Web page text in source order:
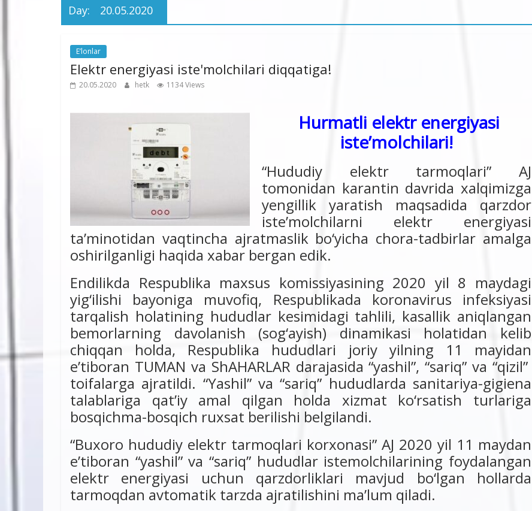
Day: 20.05.2020
E’lonlar
Elektr energiyasi iste'molchilari diqqatiga!
20.05.2020 hetk 1134 Views
Hurmatli elektr energiyasi
iste’molchilari!
“Hududiy elektr tarmoqlari” AJ
tomonidan karantin davrida xalqimizga
yengillik yaratish maqsadida qarzdor
iste’molchilarni elektr energiyasi
ta’minotidan vaqtincha ajratmaslik bo‘yicha chora-tadbirlar amalga
oshirilganligi haqida xabar bergan edik.
Endilikda Respublika maxsus komissiyasining 2020 yil 8 maydagi
yig‘ilishi bayoniga muvofiq, Respublikada koronavirus infeksiyasi
tarqalish holatining hududlar kesimidagi tahlili, kasallik aniqlangan
bemorlarning davolanish (sog‘ayish) dinamikasi holatidan kelib
chiqqan holda, Respublika hududlari joriy yilning 11 mayidan
e’tiboran TUMAN va ShAHARLAR darajasida “yashil”, “sariq” va “qizil”
toifalarga ajratildi. “Yashil” va “sariq” hududlarda sanitariya-gigiena
talablariga qat’iy amal qilgan holda xizmat ko‘rsatish turlariga
bosqichma-bosqich ruxsat berilishi belgilandi.
“Buxoro hududiy elektr tarmoqlari korxonasi” AJ 2020 yil 11 maydan
e’tiboran “yashil” va “sariq” hududlar istemolchilarining foydalangan
elektr energiyasi uchun qarzdorliklari mavjud bo‘lgan hollarda
tarmoqdan avtomatik tarzda ajratilishini ma’lum qiladi.